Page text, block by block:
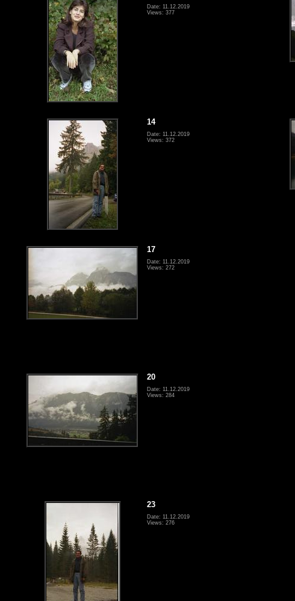
Date: 11.12.2019
Views: 377
14
Date: 11.12.2019
Views: 372
17
Date: 11.12.2019
Views: 272
20
Date: 11.12.2019
Views: 284
23
Date: 11.12.2019
Views: 276